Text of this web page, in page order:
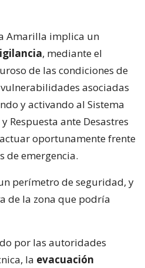
Amarilla implica un
, mediante el
de las condiciones de
asociadas
y activando al Sistema
Respuesta ante Desastres
oportunamente frente
de emergencia.
perímetro de seguridad, y
de la zona que podría
por las autoridades
la evacuación